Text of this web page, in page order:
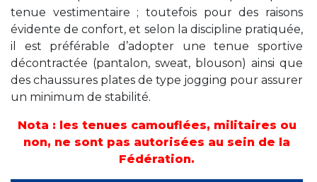
tenue vestimentaire ; toutefois pour des raisons
évidente de confort, et selon la discipline pratiquée,
il est préférable d’adopter une tenue sportive
décontractée (pantalon, sweat, blouson) ainsi que
des chaussures plates de type jogging pour assurer
un minimum de stabilité.
Nota : les tenues camouflées, militaires ou
non, ne sont pas autorisées au sein de la
Fédération.